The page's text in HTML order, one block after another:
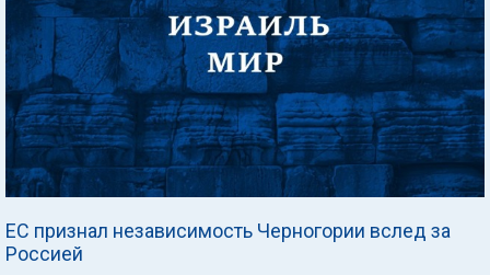
ЕС признал независимость Черногории вслед за
Россией